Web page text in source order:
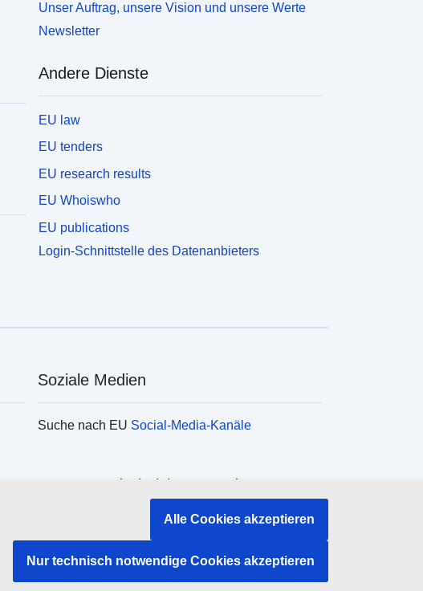
Unser Auftrag, unsere Vision und unsere Werte
Newsletter
Andere Dienste
EU law
EU tenders
EU research results
EU Whoiswho
EU publications
Login-Schnittstelle des Datenanbieters
Soziale Medien
Suche nach EU Social-Media-Kanäle
Organe und Einrichtungen der EU
Suche nach Institutionen und Einrichtungen der
Alle Cookies akzeptieren
Nur technisch notwendige Cookies akzeptieren